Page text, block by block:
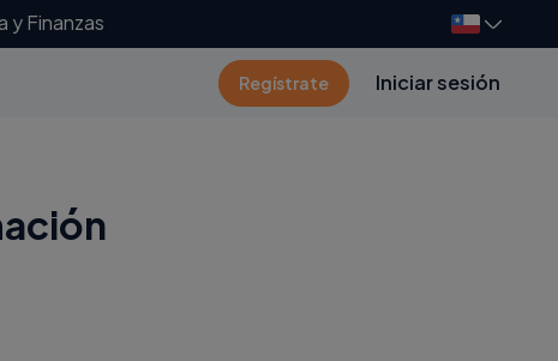
y Finanzas
Regístrate Iniciar sesión